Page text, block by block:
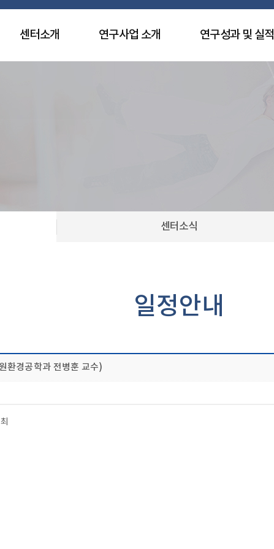
센터소개 연구사업 소개 연구성과 및 실적
센터소식
일정안내
환경공학과 전병훈 교수)